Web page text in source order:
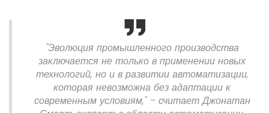
"Эволюция промышленного производства
заключается не только в применении новых
технологий, но и в развитии автоматизации,
которая невозможна без адаптации к
современным условиям," – считает Джонатан